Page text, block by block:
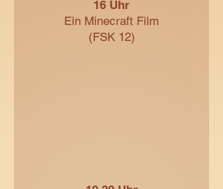
16 Uhr
Ein Minecraft Film
(FSK 12)